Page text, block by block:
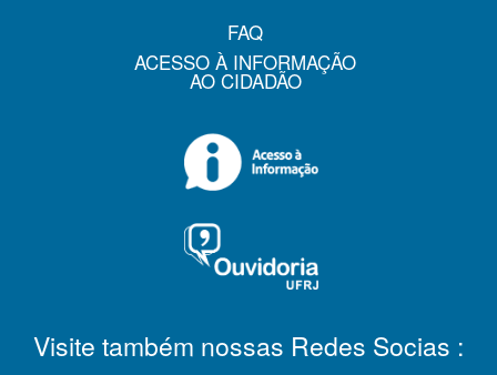
FAQ
ACESSO À INFORMAÇÃO
AO CIDADÃO
Visite também nossas Redes Socias :